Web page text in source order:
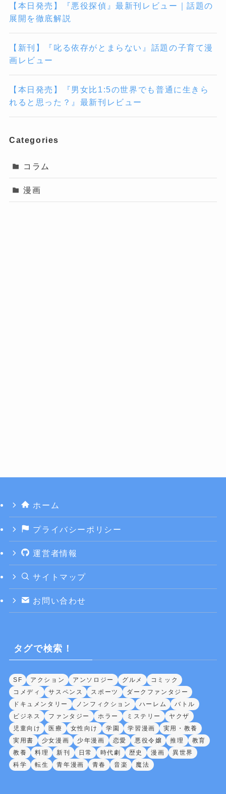
【本日発売】『悪役探偵』最新刊レビュー｜話題の
展開を徹底解説
【新刊】『叱る依存がとまらない』話題の子育て漫
画レビュー
【本日発売】『男女比1:5の世界でも普通に生きら
れると思った？』最新刊レビュー
Categories
コラム
漫画
ホーム
プライバシーポリシー
運営者情報
サイトマップ
お問い合わせ
タグで検索！
SF アクション アンソロジー グルメ
コミック
コメディ
サスペンス スポーツ
ダークファンタジー
ドキュメンタリー
ノンフィクション ハーレム
バトル
ビジネス
ファンタジー ホラー ミステリー
ヤクザ
児童向け
医療 女性向け 学園 学習漫画
実用・教養
実用書
少女漫画 少年漫画 恋愛 悪役令嬢 推理
教育
教養
料理 新刊 日常 時代劇 歴史 漫画
異世界
科学
転生 青年漫画 青春 音楽 魔法